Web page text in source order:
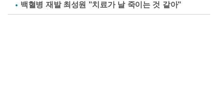
백혈병 재발 최성원 "치료가 날 죽이는 것 같아"